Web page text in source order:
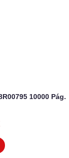
10000 Pág.